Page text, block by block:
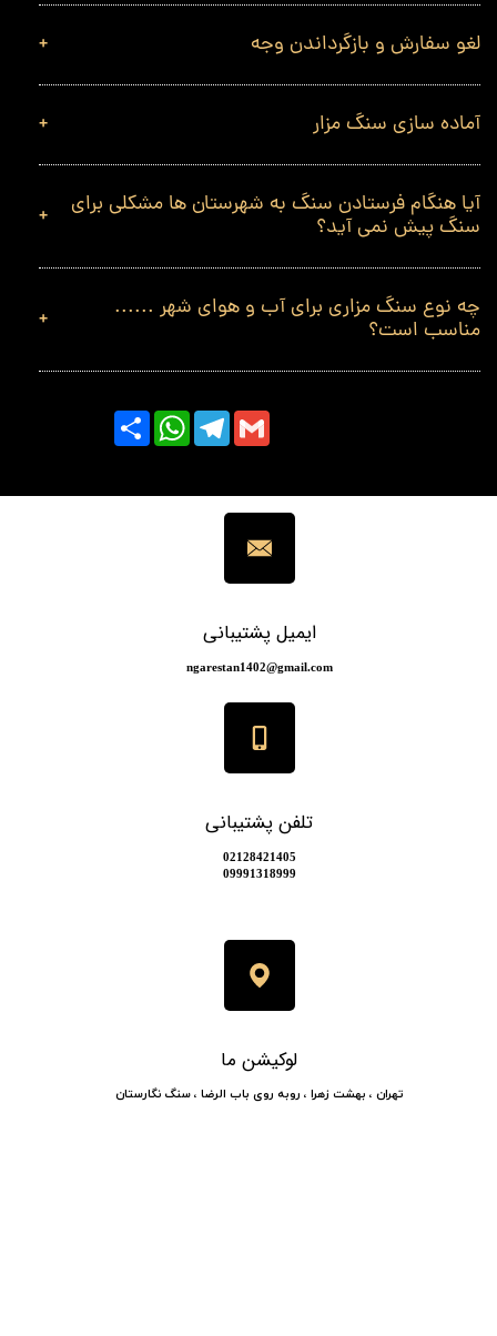
لغو سفارش و بازگرداندن وجه
آماده سازی سنگ مزار
آیا هنگام فرستادن سنگ به شهرستان ها مشکلی برای
سنگ پیش نمی آید؟
چه نوع سنگ مزاری برای آب و هوای شهر ......
مناسب است؟
Share WhatsAppTelegramGmail
ایمیل پشتیبانی
​​​​​​​​​ngarestan1402@gmail.com
تلفن پشتیبانی
​​02128421405
​​​​​​​09991318999
لوکیشن ما
​​​​تهران ، بهشت زهرا ، روبه روی باب الرضا ، سنگ نگارستان